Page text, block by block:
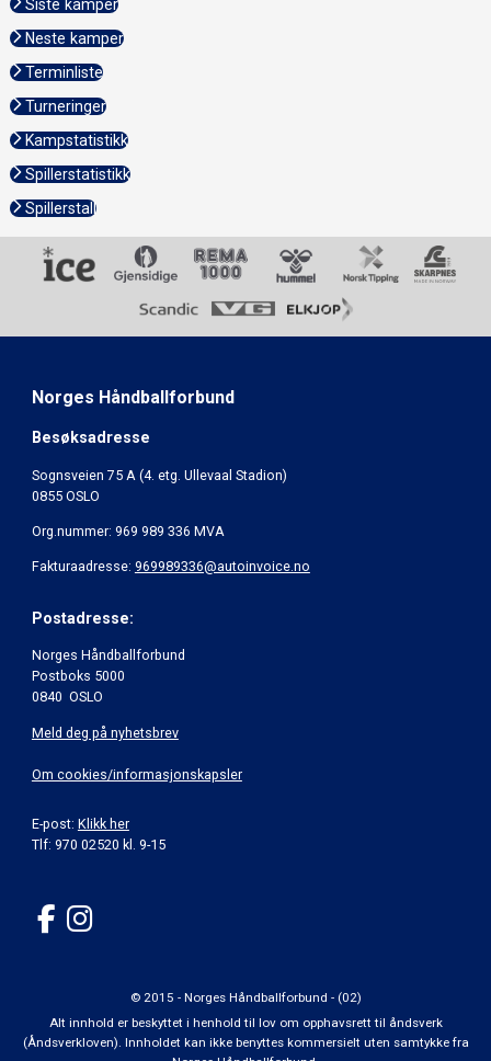
Siste kamper
Neste kamper
Terminliste
Turneringer
Kampstatistikk
Spillerstatistikk
Spillerstall
Norges Håndballforbund
Besøksadresse
Sognsveien 75 A (4. etg. Ullevaal Stadion)
0855 OSLO
Org.nummer: 969 989 336 MVA
Fakturaadresse: 969989336@autoinvoice.no
Postadresse:
Norges Håndballforbund
Postboks 5000
0840 OSLO
Meld deg på nyhetsbrev
Om cookies/informasjonskapsler
E-post: Klikk her
Tlf: 970 02520 kl. 9-15
© 2015 - Norges Håndballforbund - (02)
Alt innhold er beskyttet i henhold til lov om opphavsrett til åndsverk
(Åndsverkloven). Innholdet kan ikke benyttes kommersielt uten samtykke fra